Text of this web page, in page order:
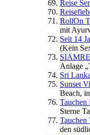
Reise
RollOn
mit
Seit 14
(Kein
Anlage
Sri
Sunset
Beach,
Tauchen
Sterne
Tauchen
den